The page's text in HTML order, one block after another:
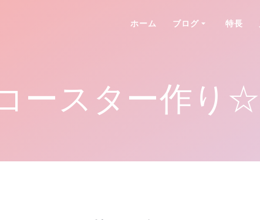
ホーム ブログ 特長
ースター作り☆